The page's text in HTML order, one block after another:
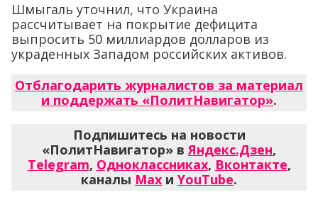
Шмыгаль уточнил, что Украина
рассчитывает на покрытие дефицита
выпросить 50 миллиардов долларов из
украденных Западом российских активов.
Отблагодарить журналистов за материал
и поддержать «ПолитНавигатор».
Подпишитесь на новости
«ПолитНавигатор» вЯндекс.Дзен,
Telegram, Одноклассниках, Вконтакте,
каналы Max и YouTube.